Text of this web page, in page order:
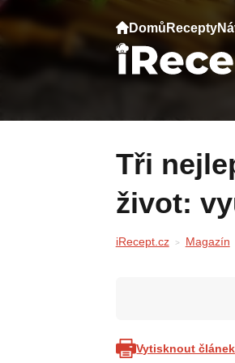
Domů Recepty
Tři nejlepší bylinky pro dlouhý a zdravý
život:
iRecept.cz Magazín
Vytisknout článek